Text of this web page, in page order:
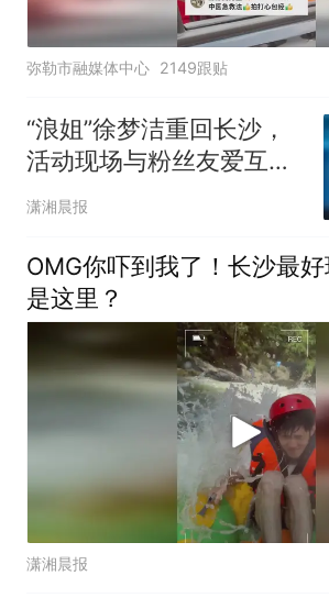
弥勒市融媒体中心 2149跟贴
“浪姐”徐梦洁重回长沙，
活动现场与粉丝友爱互
动，非常想念长沙的美
潇湘晨报
OMG你吓到我了！长沙最好
是这里？
潇湘晨报